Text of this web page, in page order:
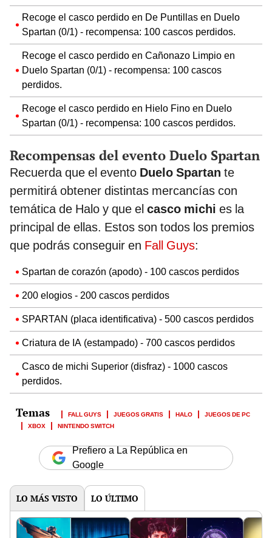
Recoge el casco perdido en De Puntillas en Duelo
Spartan (0/1) - recompensa: 100 cascos perdidos.
Recoge el casco perdido en Cañonazo Limpio en
Duelo Spartan (0/1) - recompensa: 100 cascos
perdidos.
Recoge el casco perdido en Hielo Fino en Duelo
Spartan (0/1) - recompensa: 100 cascos perdidos.
Recompensas del evento Duelo Spartan
Recuerda que el evento Duelo Spartan te
permitirá obtener distintas mercancías con
temática de Halo y que el casco michi es la
principal de ellas. Estos son todos los premios
que podrás conseguir en Fall Guys:
Spartan de corazón (apodo) - 100 cascos perdidos
200 elogios - 200 cascos perdidos
SPARTAN (placa identificativa) - 500 cascos perdidos
Criatura de IA (estampado) - 700 cascos perdidos
Casco de michi Superior (disfraz) - 1000 cascos
perdidos.
FALL GUYS JUEGOS GRATIS HALO
JUEGOS DE PC
XBOX
NINTENDO SWITCH
Prefiero a La República en
Google
LO MÁS VISTO LO ÚLTIMO